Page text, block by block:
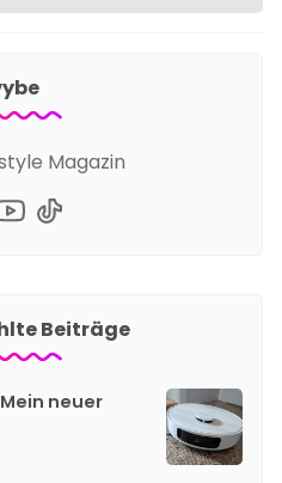
Magazin
Beiträge
neuer